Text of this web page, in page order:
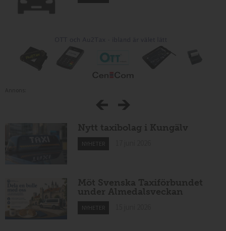
Nytt taxibolag i Kungälv
NYHETER
Möt Svenska Taxiförbundet
under Almedalsveckan
NYHETER